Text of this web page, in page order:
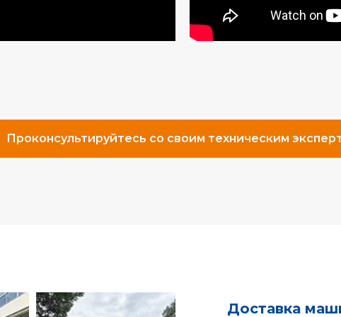
Проконсультируйтесь со своим техническим
Доставка